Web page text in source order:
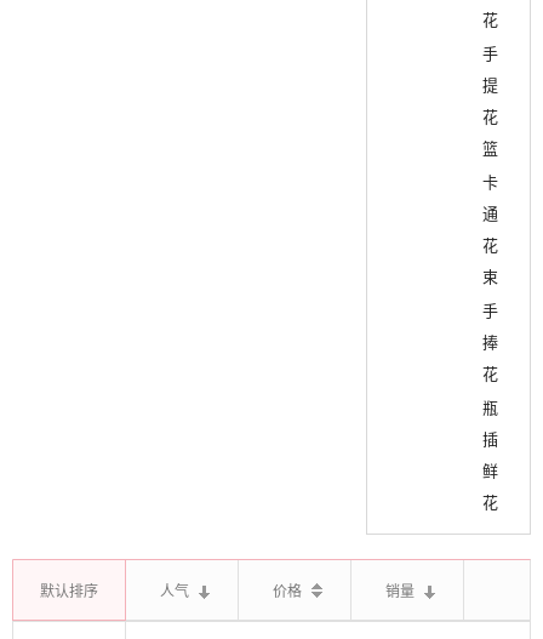
花
手
提
花
篮
卡
通
花
束
手
捧
花
瓶
插
鲜
花
默认排序 人气 价格 销量